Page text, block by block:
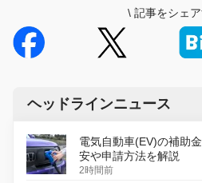
\ 記事をシェ
ヘッドラインニュース
電気自動車(EV)の補助
安や申請方法を解説
2時間前